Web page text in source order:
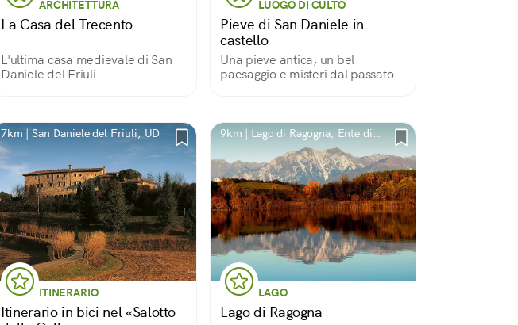
ARCHITETTURA
La Casa del Trecento
L'ultima casa medievale di San
Daniele del Friuli
LUOGO DI CULTO
Pieve di San Daniele in
castello
Una pieve antica, un bel
paesaggio e misteri dal passato
7km | San Daniele del Friuli, UD
ITINERARIO
Itinerario in bici nel «Salotto
9km | Lago di Ragogna, Ente di
decentramento regionale di
Udine, Italia
LAGO
Lago di Ragogna